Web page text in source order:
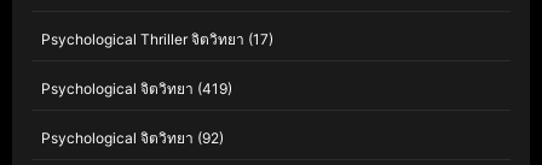
Psychological Thriller จิตวิทยา (17)
Psychological จิตวิทยา (419)
Psychological จิตวิทยา (92)